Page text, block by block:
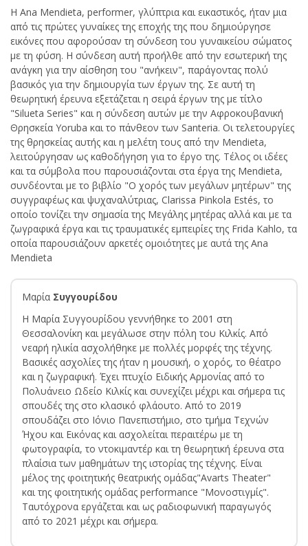
Η Ana Mendieta, performer, γλύπτρια και εικαστικός, ήταν μια
από τις πρώτες γυναίκες της εποχής της που δημιούργησε
εικόνες που αφορούσαν τη σύνδεση του γυναικείου σώματος
με τη φύση. Η σύνδεση αυτή προήλθε από την εσωτερική της
ανάγκη για την αίσθηση του "ανήκειν", παράγοντας πολύ
βασικός για την δημιουργία των έργων της. Σε αυτή τη
θεωρητική έρευνα εξετάζεται η σειρά έργων της με τίτλο
"Silueta Series" και η σύνδεση αυτών με την Αφροκουβανική
Θρησκεία Yoruba και το πάνθεον των Santeria. Οι τελετουργίες
της θρησκείας αυτής και η μελέτη τους από την Mendieta,
λειτούργησαν ως καθοδήγηση για το έργο της. Τέλος οι ιδέες
και τα σύμβολα που παρουσιάζονται στα έργα της Mendieta,
συνδέονται με το βιβλίο "Ο χορός των μεγάλων μητέρων" της
συγγραφέως και ψυχαναλύτριας, Clarissa Pinkola Estés, το
οποίο τονίζει την σημασία της Μεγάλης μητέρας αλλά και με τα
ζωγραφικά έργα και τις τραυματικές εμπειρίες της Frida Kahlo, τα
οποία παρουσιάζουν αρκετές ομοιότητες με αυτά της Ana
Mendieta
Μαρία Συγγουρίδου
Η Μαρία Συγγουρίδου γεννήθηκε το 2001 στη
Θεσσαλονίκη και μεγάλωσε στην πόλη του Κιλκίς. Από
νεαρή ηλικία ασχολήθηκε με πολλές μορφές της τέχνης.
Βασικές ασχολίες της ήταν η μουσική, ο χορός, το θέατρο
και η ζωγραφική. Έχει πτυχίο Ειδικής Αρμονίας από το
Πολυάνειο Ωδείο Κιλκίς και συνεχίζει μέχρι και σήμερα τις
σπουδές της στο κλασικό φλάουτο. Από το 2019
σπουδάζει στο Ιόνιο Πανεπιστήμιο, στο τμήμα Τεχνών
Ήχου και Εικόνας και ασχολείται περαιτέρω με τη
φωτογραφία, το ντοκιμαντέρ και τη θεωρητική έρευνα στα
πλαίσια των μαθημάτων της ιστορίας της τέχνης. Είναι
μέλος της φοιτητικής θεατρικής ομάδας"Avarts Theater"
και της φοιτητικής ομάδας performance "Μονοστιγμίς".
Ταυτόχρονα εργάζεται και ως ραδιοφωνική παραγωγός
από το 2021 μέχρι και σήμερα.